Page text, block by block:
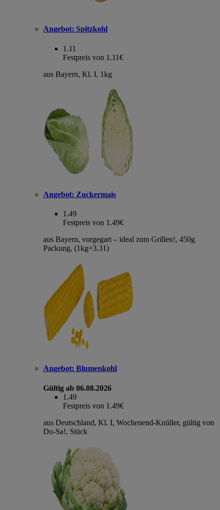
Angebot: Spitzkohl
1.11
Festpreis von 1.11€
aus Bayern, Kl. I, 1kg
Angebot: Zuckermais
1.49
Festpreis von 1.49€
aus Bayern, vorgegart – ideal zum Grillen!, 450g
Packung, (1kg=3.31)
Angebot: Blumenkohl
Gültig ab 06.08.2026
1.49
Festpreis von 1.49€
aus Deutschland, Kl. I, Wochenend-Knüller, gültig von
Do-Sa!, Stück